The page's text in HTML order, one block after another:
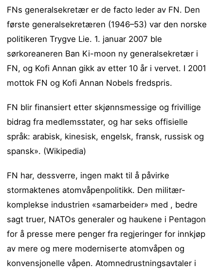
FNs generalsekretær er de facto leder av FN. Den
første generalsekretæren (1946–53) var den norske
politikeren Trygve Lie. 1. januar 2007 ble
sørkoreaneren Ban Ki-moon ny generalsekretær i
FN, og Kofi Annan gikk av etter 10 år i vervet. I 2001
mottok FN og Kofi Annan Nobels fredspris.
FN blir finansiert etter skjønnsmessige og frivillige
bidrag fra medlemsstater, og har seks offisielle
språk: arabisk, kinesisk, engelsk, fransk, russisk og
spansk». (Wikipedia)
FN har, dessverre, ingen makt til å påvirke
stormaktenes atomvåpenpolitikk. Den militær-
komplekse industrien «samarbeider» med , bedre
sagt truer, NATOs generaler og haukene i Pentagon
for å presse mere penger fra regjeringer for innkjøp
av mere og mere moderniserte atomvåpen og
konvensjonelle våpen. Atomnedrustningsavtaler i